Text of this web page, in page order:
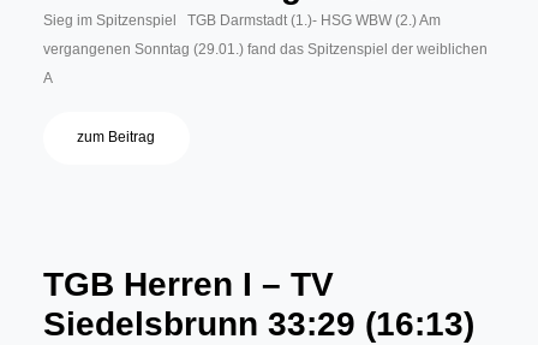
Sieg im Spitzenspiel TGB Darmstadt (1.)- HSG WBW (2.) Am
vergangenen Sonntag (29.01.) fand das Spitzenspiel der weiblichen
A
zum Beitrag
TGB Herren I – TV
Siedelsbrunn 33:29 (16:13)